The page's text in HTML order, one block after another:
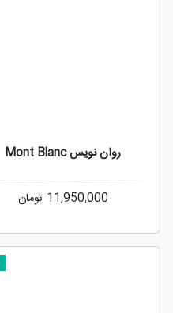
روان نویس Mont Blanc
11,950,000 تومان